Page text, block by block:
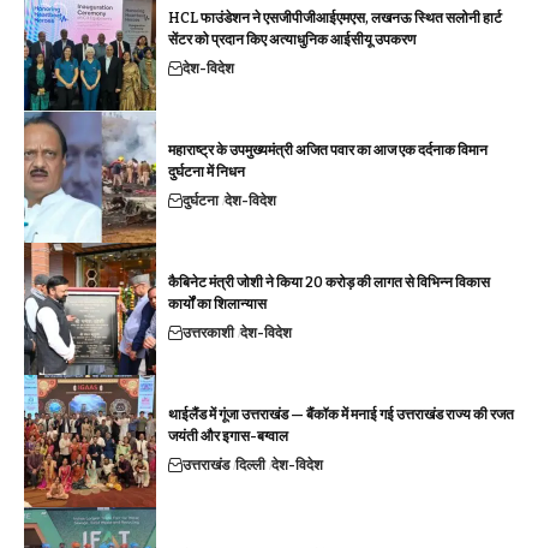
HCL फाउंडेशन ने एसजीपीजीआईएमएस, लखनऊ स्थित सलोनी हार्ट
सेंटर को प्रदान किए अत्याधुनिक आईसीयू उपकरण
देश-विदेश
महाराष्ट्र के उपमुख्यमंत्री अजित पवार का आज एक दर्दनाक विमान
दुर्घटना में निधन
दुर्घटना देश-विदेश
कैबिनेट मंत्री जोशी ने किया 20 करोड़ की लागत से विभिन्न विकास
कार्यों का शिलान्यास
उत्तरकाशी देश-विदेश
थाईलैंड में गूंजा उत्तराखंड — बैंकॉक में मनाई गई उत्तराखंड राज्य की रजत
जयंती और इगास-बग्वाल
उत्तराखंड दिल्ली देश-विदेश